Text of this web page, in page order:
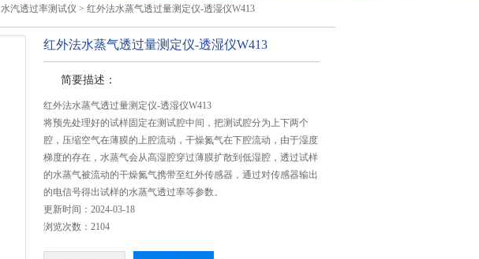
水汽透过率测试仪 > 红外法水蒸气透过量测定仪-透湿仪W413
红外法水蒸气透过量测定仪-透湿仪W413
简要描述：
红外法水蒸气透过量测定仪-透湿仪W413
将预先处理好的试样固定在测试腔中间，把测试腔分为上下两个
腔，压缩空气在薄膜的上腔流动，干燥氮气在下腔流动，由于湿度
梯度的存在，水蒸气会从高湿腔穿过薄膜扩散到低湿腔，透过试样
的水蒸气被流动的干燥氮气携带至红外传感器，通过对传感器输出
的电信号得出试样的水蒸气透过率等参数。
更新时间：2024-03-18
浏览次数：2104